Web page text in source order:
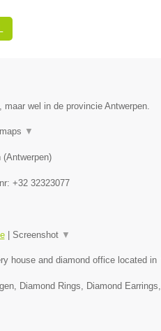
wel in de provincie Antwerpen.
▼
(Antwerpen)
+32 32323077
| Screenshot ▼
house and diamond office located in
Diamond Rings, Diamond Earrings,